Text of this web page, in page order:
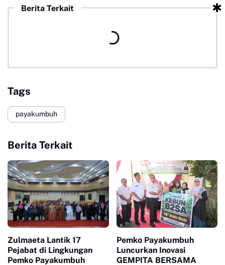
Berita Terkait
Tags
payakumbuh
Berita Terkait
Zulmaeta Lantik 17
Pejabat di Lingkungan
Pemko Payakumbuh
Pemko Payakumbuh
Luncurkan Inovasi
GEMPITA BERSAMA